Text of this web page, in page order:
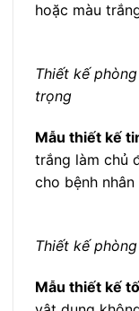
hoặc màu
Thiết kế
trọng
Mẫu thiết kế
trắng làm chủ
cho bệnh
Thiết kế
Mẫu thiết kế